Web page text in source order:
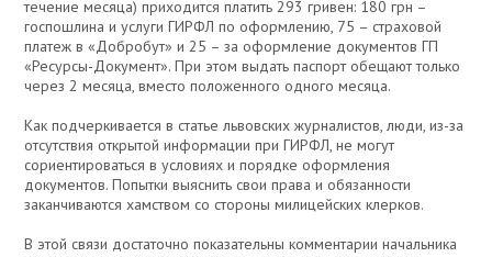
течение месяца) приходится платить 293 гривен: 180 грн –
госпошлина и услуги ГИРФЛ по оформлению, 75 – страховой
платеж в «Добробут» и 25 – за оформление документов ГП
«Ресурсы-Документ». При этом выдать паспорт обещают только
через 2 месяца, вместо положенного одного месяца.
Как подчеркивается в статье львовских журналистов, люди, из-за
отсутствия открытой информации при ГИРФЛ, не могут
сориентироваться в условиях и порядке оформления
документов. Попытки выяснить свои права и обязанности
заканчиваются хамством со стороны милицейских клерков.
В этой связи достаточно показательны комментарии начальника